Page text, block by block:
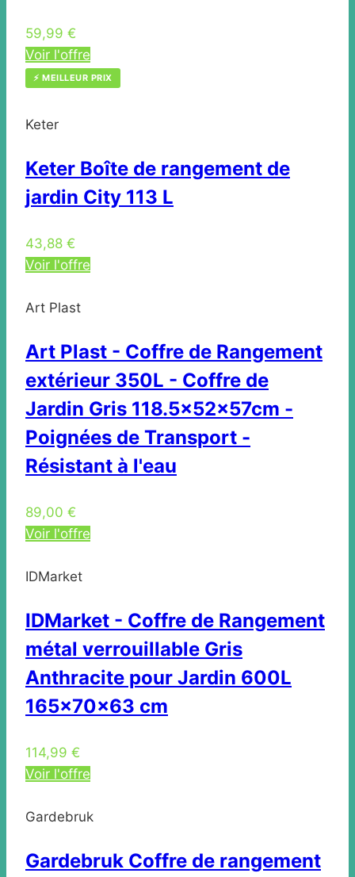
59,99 €
Voir l'offre
⚡ MEILLEUR PRIX
Keter
Keter Boîte de rangement de
jardin City 113 L
43,88 €
Voir l'offre
Art Plast
Art Plast - Coffre de Rangement
extérieur 350L - Coffre de
Jardin Gris 118.5x52x57cm -
Poignées de Transport -
Résistant à l'eau
89,00 €
Voir l'offre
IDMarket
IDMarket - Coffre de Rangement
métal verrouillable Gris
Anthracite pour Jardin 600L
165x70x63 cm
114,99 €
Voir l'offre
Gardebruk
Gardebruk Coffre de rangement